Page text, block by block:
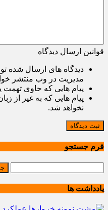
قوانین ارسال دیدگاه
دیدگاه های ارسال شده
مدیریت در وب منتشر
پیام هایی که حاوی تهمت
پیام هایی که به غیر از
نخواهد شد.
ثبت دیدگاه
فرم جستجو
یادداشت ها